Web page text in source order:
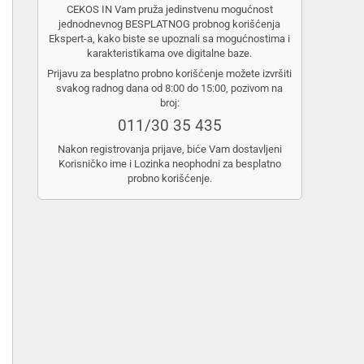
CEKOS IN Vam pruža jedinstvenu mogućnost
jednodnevnog BESPLATNOG probnog korišćenja
Ekspert-a, kako biste se upoznali sa mogućnostima i
karakteristikama ove digitalne baze.
Prijavu za besplatno probno korišćenje možete izvršiti
svakog radnog dana od 8:00 do 15:00, pozivom na
broj:
011/30 35 435
Nakon registrovanja prijave, biće Vam dostavljeni
Korisničko ime i Lozinka neophodni za besplatno
probno korišćenje.